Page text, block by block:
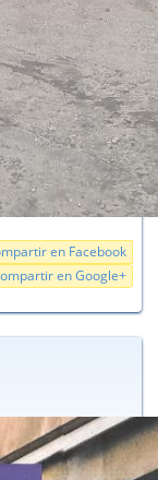
en Facebook
en Google+